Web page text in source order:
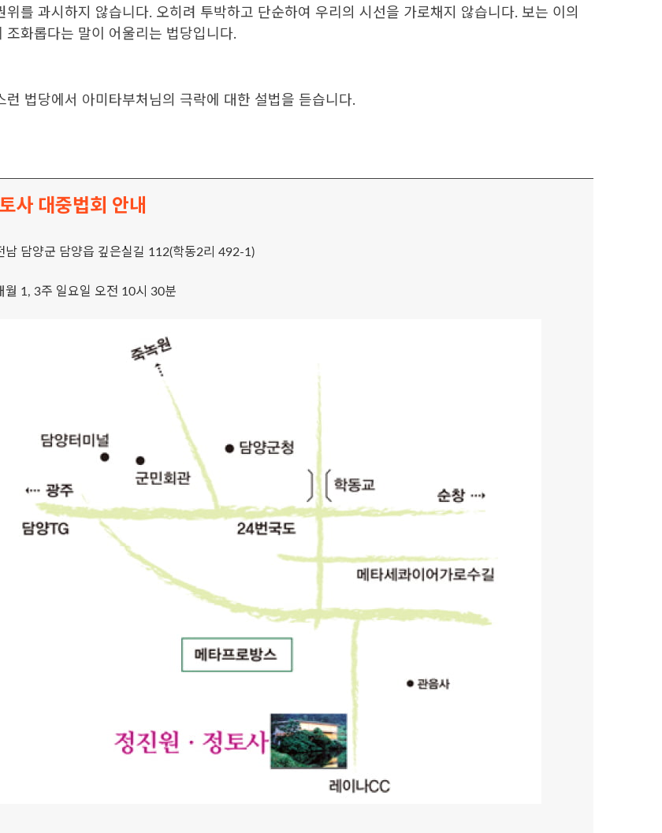
위를 과시하지 않습니다. 오히려 투박하고 단순하여 우리의 시선을 가로채지 않습니다. 보는 이의
조화롭다는 말이 어울리는 법당입니다.
런 법당에서 아미타부처님의 극락에 대한 설법을 듣습니다.
사 대중법회 안내
남 담양군 담양읍 깊은실길 112(학동2리 492-1)
월 1, 3주 일요일 오전 10시 30분